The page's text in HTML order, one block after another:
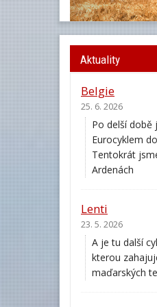
Aktuality
Belgie
25. 6. 2026
Po delší době
Eurocyklem
Tentokrát
Ardenách
Lenti
23. 5. 2026
A je tu další
kterou
maďarských